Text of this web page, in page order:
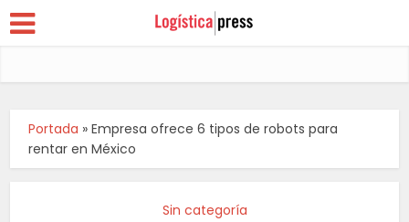
Portada »Empresa ofrece 6 tipos de robots para
rentar en México
Sin categoría